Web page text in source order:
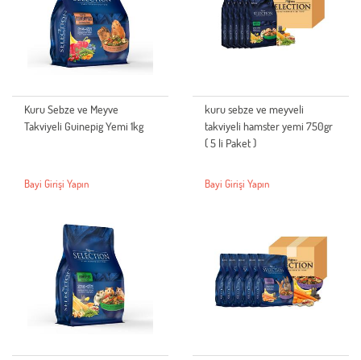
Kuru Sebze ve Meyve
Takviyeli Guinepig Yemi 1kg
Bayi Girişi Yapın
kuru sebze ve meyveli
takviyeli hamster yemi 750gr
( 5 li Paket )
Bayi Girişi Yapın